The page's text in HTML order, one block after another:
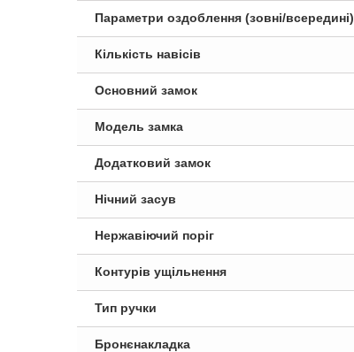
Параметри оздоблення (зовні/всередині)
Кількість навісів
Основний замок
Модель замка
Додатковий замок
Нічний засув
Нержавіючий поріг
Контурів ущільнення
Тип ручки
Бронєнакладка